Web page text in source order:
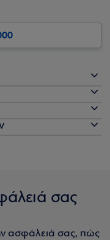
σας
ασφάλειά σας, πώς